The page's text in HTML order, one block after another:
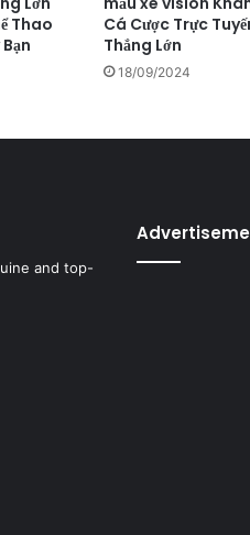
Thao
Cá Cược Trực
Thắng Lớn
18/09/2024
and top-